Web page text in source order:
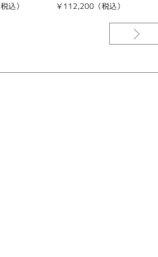
ル・ロックル」、その歴史を支え
・ロックルの教会で使われていた時
込） ￥112,200（税込）